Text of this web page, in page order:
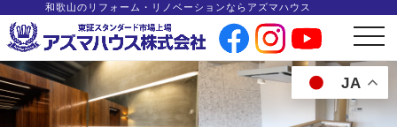
和歌山のリフォーム・リノベーションならアズマハウス
t
o
g
l
n
JA